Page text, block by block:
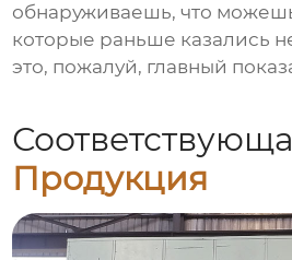
обнаруживаешь, что
которые раньше казались
это, пожалуй, главный
Продукция